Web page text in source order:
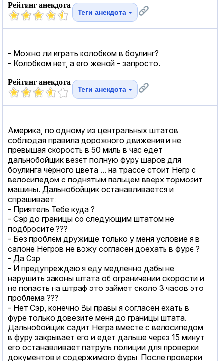
Рейтинг анекдота
Теги анекдота
- Можно ли играть колобком в боулинг?
- Колобком нет, а его женой - запросто.
Рейтинг анекдота
Теги анекдота
Америка, по одному из центральных штатов
соблюдая правила дорожного движения и не
превышая скорость в 50 миль в час едет
дальнобойщик везет полную фуру шаров для
боулинга чёрного цвета ... на трассе стоит Негр с
велосипедом с поднятым пальцем вверх тормозит
машины. Дальнобойщик останавливается и
спрашивает:
- Приятель Тебе куда ?
- Сэр до границы со следующим штатом не
подбросите ???
- Без проблем дружище только у меня условие я в
салоне Негров не вожу согласен доехать в фуре ?
- Да Сэр
- И предупреждаю я еду медленно дабы не
нарушить законы штата об ограничении скорости и
не попасть на штраф это займет около 3 часов это
проблема ???
- Нет Сэр, конечно Вы правы я согласен ехать в
фуре только довезите меня до границы штата.
Дальнобойщик садит Негра вместе с велосипедом
в фуру закрывает его и едет дальше через 15 минут
его останавливает патруль полиции для проверки
документов и содержимого фуры. После проверки